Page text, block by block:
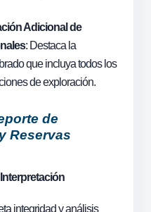
Adicional de
: Destaca la
que incluya todos los
de exploración.
de
Reservas
integridad y análisis